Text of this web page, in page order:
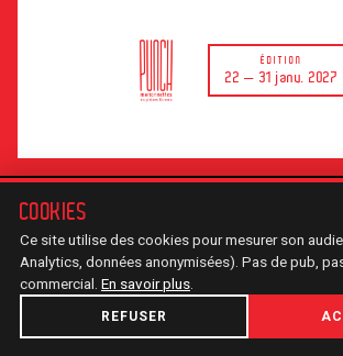
ÉDITION
22 — 31 janv. 2027
Webdesign & développement créé avec
Julien Mellano -
2026-2026
COOKIES
Ce site utilise des cookies pour mesurer son
Analytics, données anonymisées). Pas de pub,
commercial. En savoir plus
REFUSER